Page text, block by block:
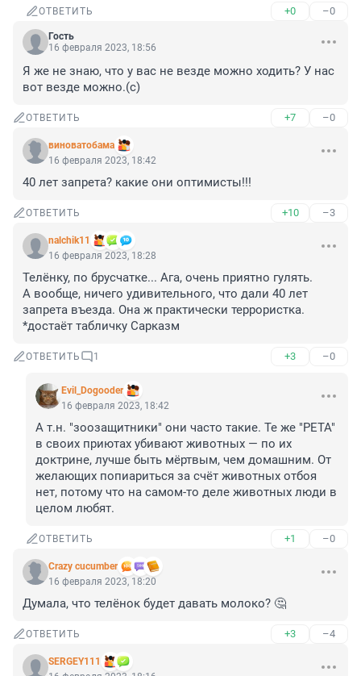
ОТВЕТИТЬ +0 –0
Гость
16 февраля 2023, 18:56
Я же не знаю, что у вас не везде можно ходить? У нас
вот везде можно.(с)
ОТВЕТИТЬ +7 –0
виноватобама
16 февраля 2023, 18:42
40 лет запрета? какие они оптимисты!!!
ОТВЕТИТЬ +10 –3
nalchik11
16 февраля 2023, 18:28
Телёнку, по брусчатке... Ага, очень приятно гулять.
А вообще, ничего удивительного, что дали 40 лет
запрета въезда. Она ж практически террористка.
*достаёт табличку Сарказм
ОТВЕТИТЬ 1 +3 –0
Evil_Dogooder
16 февраля 2023, 18:42
А т.н. "зоозащитники" они часто такие. Те же "PETA"
в своих приютах убивают животных — по их
доктрине, лучше быть мёртвым, чем домашним. От
желающих попиариться за счёт животных отбоя
нет, потому что на самом-то деле животных люди в
целом любят.
ОТВЕТИТЬ +1 –0
Crazy cucumber
16 февраля 2023, 18:20
Думала, что телёнок будет давать молоко? 🤔
ОТВЕТИТЬ +3 –4
SERGEY111